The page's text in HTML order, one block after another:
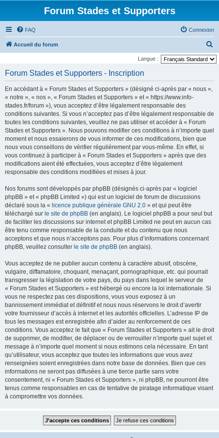
Forum Stades et Supporters
FAQ Connexion
Accueil du forum
e
Langue :
Forum Stades et Supporters - Inscription
En accédant à « Forum Stades et Supporters » (désigné ci-après par « nous »,
« notre », « nos », « Forum Stades et Supporters » et « https://www.info-
stades.fr/forum »), vous acceptez d’être légalement responsable des
conditions suivantes. Si vous n’acceptez pas d’être légalement responsable de
toutes les conditions suivantes, veuillez ne pas utiliser et accéder à « Forum
Stades et Supporters ». Nous pouvons modifier ces conditions à n’importe quel
moment et nous essaierons de vous informer de ces modifications, bien que
nous vous conseillons de vérifier régulièrement par vous-même. En effet, si
vous continuez à participer à « Forum Stades et Supporters » après que des
modifications aient été effectuées, vous acceptez d’être légalement
responsable des conditions modifiées et mises à jour.
Nos forums sont développés par phpBB (désignés ci-après par « logiciel
phpBB » et « phpBB Limited ») qui est un logiciel de forum de discussions
déclaré sous la « licence publique générale GNU 2.0 » et qui peut être
téléchargé sur le site de phpBB (en anglais). Le logiciel phpBB a pour seul but
de faciliter les discussions sur internet et phpBB Limited ne peut en aucun cas
être tenu comme responsable de la conduite et du contenu que nous
acceptons et que nous n’acceptons pas. Pour plus d’informations concernant
phpBB, veuillez consulter le site de phpBB (en anglais).
Vous acceptez de ne publier aucun contenu à caractère abusif, obscène,
vulgaire, diffamatoire, choquant, menaçant, pornographique, etc. qui pourrait
transgresser la législation de votre pays, du pays dans lequel le serveur de
« Forum Stades et Supporters » est hébergé ou encore la loi internationale. Si
vous ne respectez pas ces dispositions, vous vous exposez à un
bannissement immédiat et définitif et nous nous réservons le droit d’avertir
votre fournisseur d’accès à internet et les autorités officielles. L’adresse IP de
tous les messages est enregistrée afin d’aider au renforcement de ces
conditions. Vous acceptez le fait que « Forum Stades et Supporters » ait le droit
de supprimer, de modifier, de déplacer ou de verrouiller n’importe quel sujet et
message à n’importe quel moment si nous estimons cela nécessaire. En tant
qu’utilisateur, vous acceptez que toutes les informations que vous avez
renseignées soient enregistrées dans notre base de données. Bien que ces
informations ne seront pas diffusées à une tierce partie sans votre
consentement, ni « Forum Stades et Supporters », ni phpBB, ne pourront être
tenus comme responsables en cas de tentative de piratage informatique visant
à compromettre vos données.